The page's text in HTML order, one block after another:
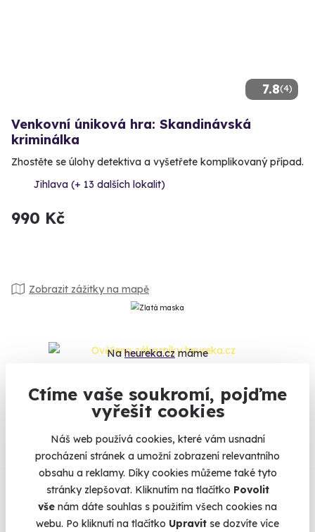
Ctíme vaše soukromí, pojďme
vyřešit cookies
Náš web používá cookies, které vám usnadní
procházení stránek a umožní zobrazení relevantního
obsahu a reklamy. Díky cookies můžeme také tyto
stránky zlepšovat. Kliknutím na tlačítko Povolit
vše nám dáte souhlas s použitím všech cookies na
webu. Po kliknutí na tlačítko Upravit se dozvíte více
7.8(4)
Venkovní úniková hra: Skandinávská
kriminálka
Zhostěte se úlohy detektiva a vyšetřete komplikovaný případ.
Jihlava (+ 13 dalších lokalit)
990 Kč
Zobrazit zážitky na mapě
Naheureka.czmáme
Co si o nás myslí
Zobraz ohlasy
Vše umíme pojistit